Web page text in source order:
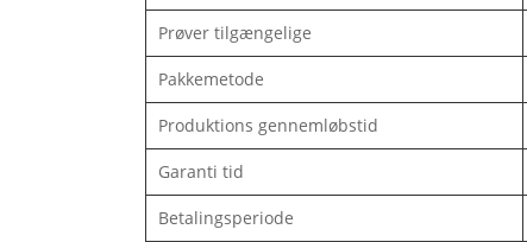
Prøver tilgængelige
Pakkemetode
Produktions gennemløbstid
Garanti tid
Betalingsperiode